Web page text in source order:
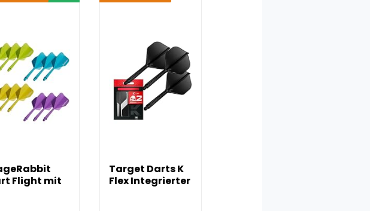
Flight mit
Target Darts K
Flex Integrierter